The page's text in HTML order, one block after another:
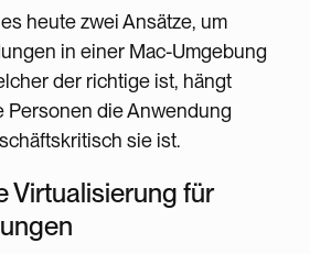
heute zwei Ansätze, um
in einer Mac-Umgebung
der richtige ist, hängt
Personen die Anwendung
sie ist.
Virtualisierung für